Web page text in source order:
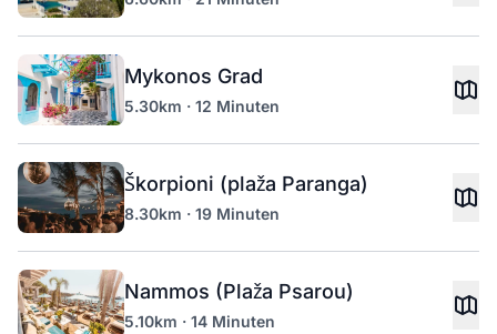
Mykonos Grad
5.30km · 12 Minuten
Škorpioni (plaža Paranga)
8.30km · 19 Minuten
Nammos (Plaža Psarou)
5.10km · 14 Minuten